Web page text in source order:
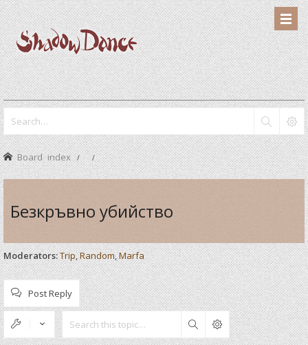
Board index
Безкръвно убийство
Moderators:Trip,Random,Marfa
Post Reply
Search